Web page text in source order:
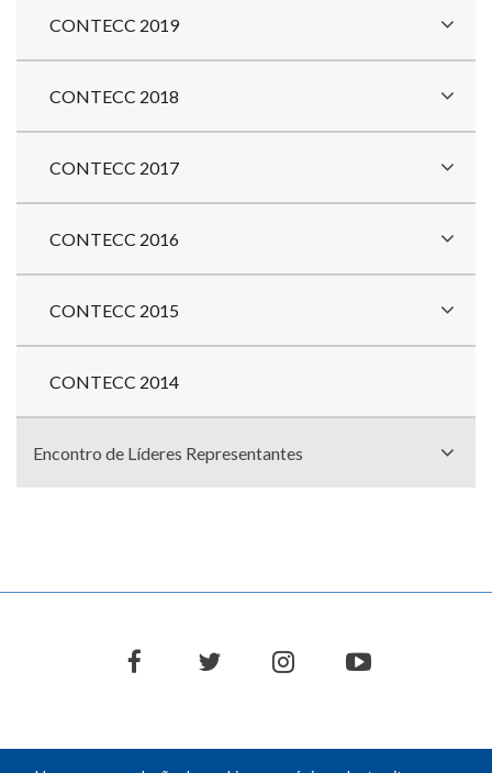
CONTECC 2019
CONTECC 2018
CONTECC 2017
CONTECC 2016
CONTECC 2015
CONTECC 2014
Encontro de Líderes Representantes
facebooktwitter instagramyoutube